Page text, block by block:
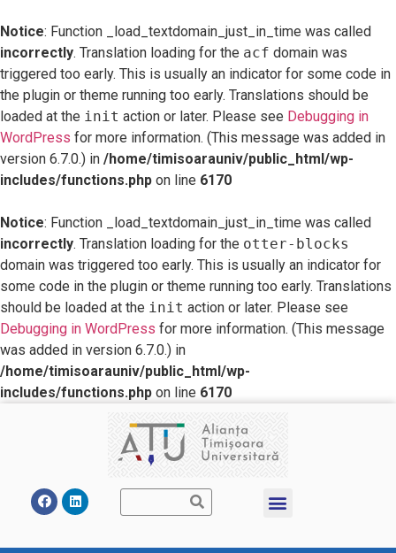
Notice: Function _load_textdomain_just_in_time was called
incorrectly. Translation loading for the acf domain was
triggered too early. This is usually an indicator for some code in
the plugin or theme running too early. Translations should be
loaded at the init action or later. Please see Debugging in
WordPress for more information. (This message was added in
version 6.7.0.) in /home/timisoarauniv/public_html/wp-
includes/functions.php on line 6170
Notice: Function _load_textdomain_just_in_time was called
incorrectly. Translation loading for the otter-blocks
domain was triggered too early. This is usually an indicator for
some code in the plugin or theme running too early. Translations
should be loaded at the init action or later. Please see
Debugging in WordPress for more information. (This message
was added in version 6.7.0.) in
/home/timisoarauniv/public_html/wp-
includes/functions.php on line 6170